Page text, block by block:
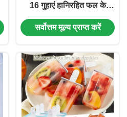
16 गुहाएं हानिरहित फल के
आकार की
सर्वोत्तम मूल्य प्राप्त करें